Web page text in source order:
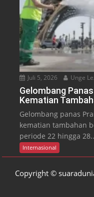
Juli 5, 2026 Unge
Gelombang
Kematian
Gelombang panas
kematian tambahan
periode 22 hingga
Internasional
Copyright ©